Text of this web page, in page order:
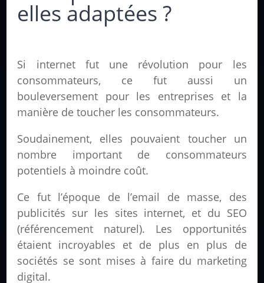
elles adaptées ?
Si internet fut une révolution pour les
consommateurs, ce fut aussi un
bouleversement pour les entreprises et la
manière de toucher les consommateurs.
Soudainement, elles pouvaient toucher un
nombre important de consommateurs
potentiels à moindre coût.
Ce fut l’époque de l’email de masse, des
publicités sur les sites internet, et du SEO
(référencement naturel). Les opportunités
étaient incroyables et de plus en plus de
sociétés se sont mises à faire du marketing
digital.